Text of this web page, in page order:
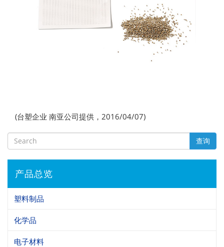
(台塑企业 南亚公司提供，2016/04/07)
查询
产品总览
塑料制品
化学品
电子材料